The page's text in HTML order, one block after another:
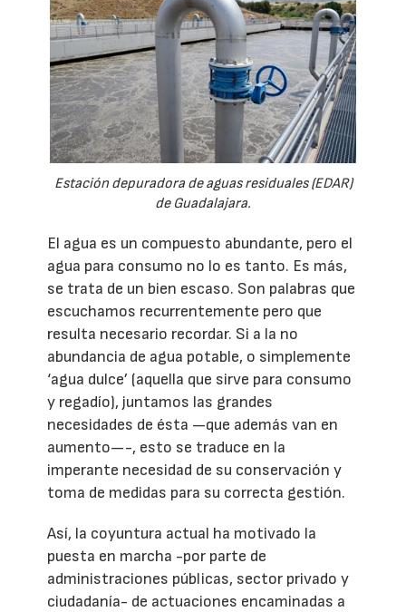
Estación depuradora de aguas residuales (EDAR)
de Guadalajara.
El agua es un compuesto abundante, pero el
agua para consumo no lo es tanto. Es más,
se trata de un bien escaso. Son palabras que
escuchamos recurrentemente pero que
resulta necesario recordar. Si a la no
abundancia de agua potable, o simplemente
‘agua dulce’ (aquella que sirve para consumo
y regadío), juntamos las grandes
necesidades de ésta —que además van en
aumento—-, esto se traduce en la
imperante necesidad de su conservación y
toma de medidas para su correcta gestión.
Así, la coyuntura actual ha motivado la
puesta en marcha -por parte de
administraciones públicas, sector privado y
ciudadanía- de actuaciones encaminadas a